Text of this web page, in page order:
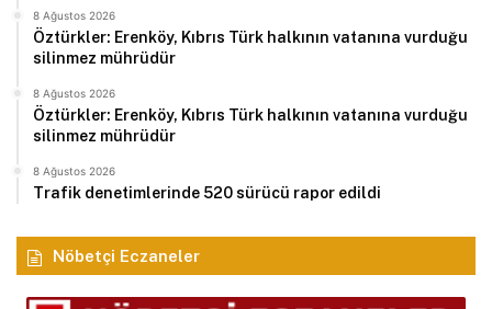
8 Ağustos 2026
Öztürkler: Erenköy, Kıbrıs Türk halkının vatanına vurduğu
silinmez mührüdür
8 Ağustos 2026
Öztürkler: Erenköy, Kıbrıs Türk halkının vatanına vurduğu
silinmez mührüdür
8 Ağustos 2026
Trafik denetimlerinde 520 sürücü rapor edildi
Nöbetçi Eczaneler